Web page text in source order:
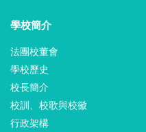
學校簡介
法團校董會
學校歷史
校長簡介
校訓、校歌與校徽
行政架構